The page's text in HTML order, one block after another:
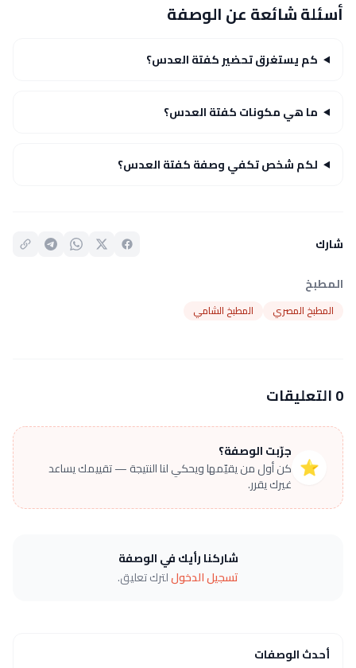
أسئلة شائعة عن الوصفة
كم يستغرق تحضير كفتة العدس؟
ما هي مكونات كفتة العدس؟
لكم شخص تكفي وصفة كفتة العدس؟
شارك
المطبخ
المطبخ المصري المطبخ الشامي
0 التعليقات
⭐
جرّبت الوصفة؟
كن أول من يقيّمها ويحكي لنا النتيجة — تقييمك يساعد
غيرك يقرر.
شاركنا رأيك في الوصفة
تسجيل الدخوللترك تعليق.
أحدث الوصفات